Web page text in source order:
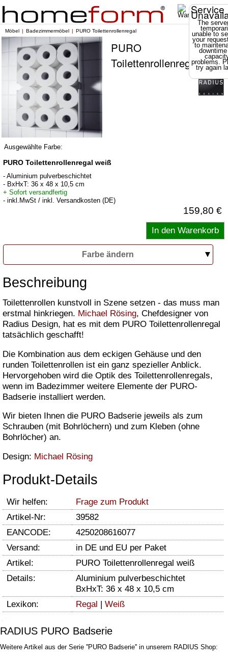
Service
The
unable to
your
to
problems.
try again
Möbel Badezimmermöbel PURO Toilettenrollenregal
PURO
Toilettenrollenregal
Ausgewählte Farbe:
PURO Toilettenrollenregal weiß
- Aluminium pulverbeschichtet
- BxHxT: 36 x 48 x 10,5 cm
+ Sofort versandfertig
- inkl.MwSt / inkl. Versandkosten (DE)
159,80 €
Farbe ändern
Beschreibung
Toilettenrollen kunstvoll in Szene setzen - das muss man
erstmal hinkriegen. Michael Rösing, Chefdesigner von
Radius Design, hat es mit dem PURO Toilettenrollenregal
tatsächlich geschafft!
Die Kombination aus dem eckigen Gehäuse und den
runden Toilettenrollen ist ein ganz spezieller Anblick.
Hervorgehoben wird die Optik des Toilettenrollenregals,
wenn im Badezimmer weitere Elemente der PURO-
Badserie installiert werden.
Wir bieten Ihnen die PURO Badserie jeweils als zum
Schrauben (mit Bohrlöchern) und zum Kleben (ohne
Bohrlöcher) an.
Design: Michael Rösing
Produkt-Details
Wir helfen:
Frage zum Produkt
Artikel-Nr:
39582
EANCODE:
4250208616077
Versand:
in DE und EU per Paket
Artikel:
PURO Toilettenrollenregal weiß
Details:
Aluminium pulverbeschichtet
BxHxT: 36 x 48 x 10,5 cm
Lexikon:
Regal | Weiß
RADIUS PURO Badserie
Weitere Artikel aus der Serie ''PURO Badserie'' in unserem RADIUS Shop: